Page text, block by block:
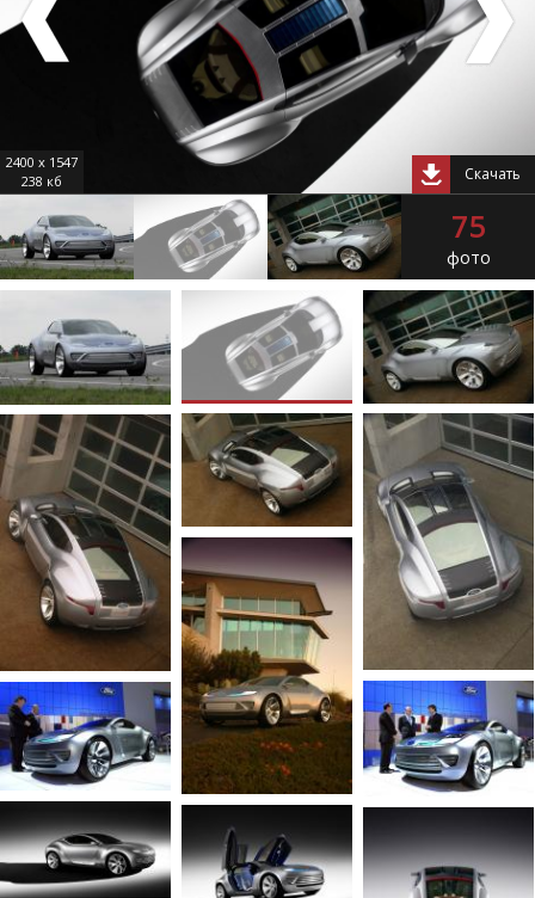
2400 x 1547
238 кб
Скачать
75
фото